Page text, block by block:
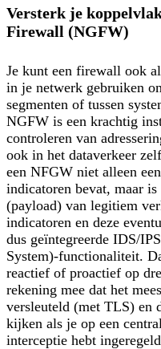
Versterk je
Firewall (NGFW)
Je kunt een firewall ook
in je netwerk gebruiken
segmenten of tussen
NGFW is een krachtig
controleren van
ook in het dataverkeer
een NFGW niet alleen
indicatoren bevat, maar
(payload) van legitiem
indicatoren en deze
dus geïntegreerde IDS/
System)-functionaliteit.
reactief of proactief op
rekening mee dat het
versleuteld (met TLS) en
kijken als je op een
interceptie hebt